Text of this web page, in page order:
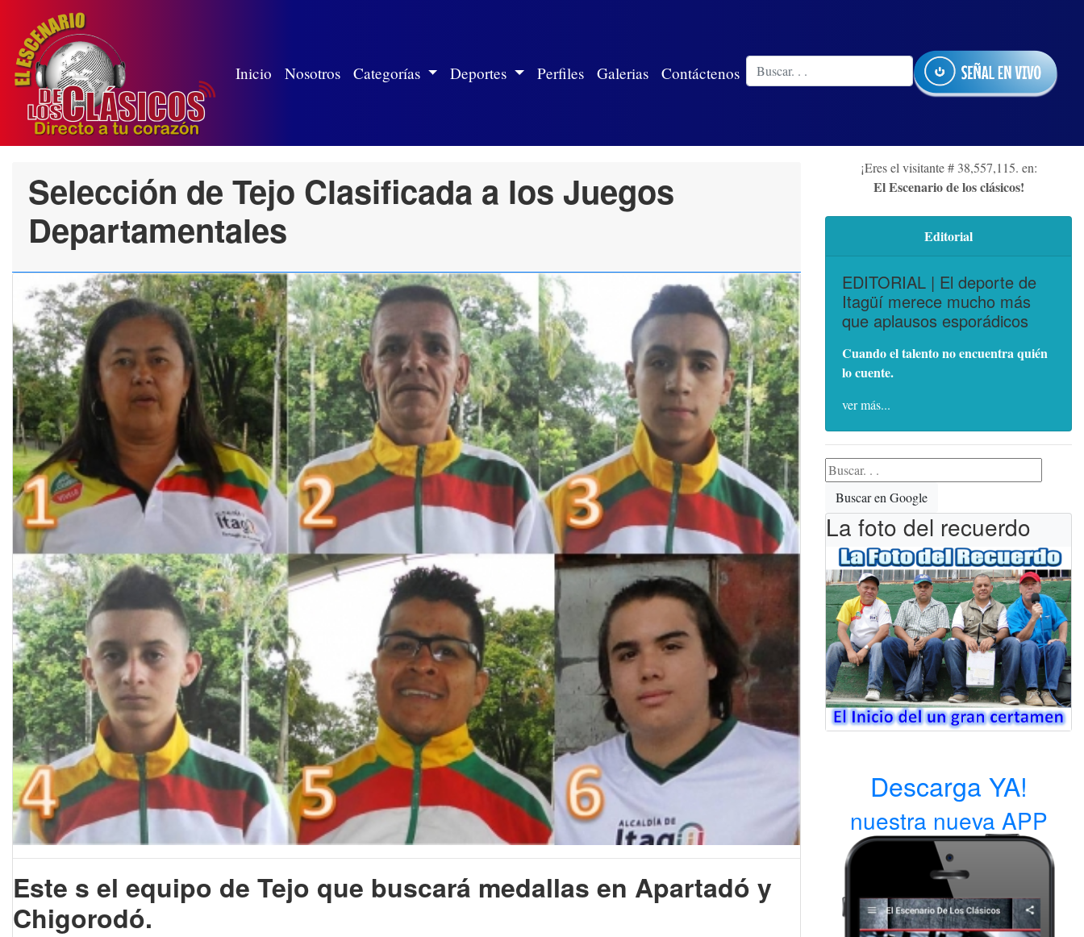
Inicio Nosotros(white)
Categorías Deportes Perfiles Galerias Contáctenos
Selección de Tejo Clasificada a los Juegos
Departamentales
Este s el equipo de Tejo que buscará medallas en Apartadó y
Chigorodó.
¡Eres el visitante # 38,557,115. en:
El Escenario de los clásicos!
Editorial
EDITORIAL | El deporte de
Itagüí merece mucho más
que aplausos esporádicos
Cuando el talento no encuentra quién
lo cuente.
ver más...
Buscar en Google
La foto del recuerdo
Descarga YA!
nuestra nueva APP